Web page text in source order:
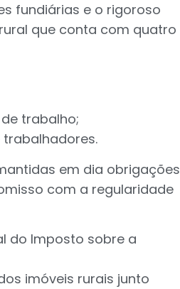
fundiárias e o rigoroso
que conta com quatro
trabalho;
em dia obrigações
com a regularidade
do Imposto sobre a
imóveis rurais junto